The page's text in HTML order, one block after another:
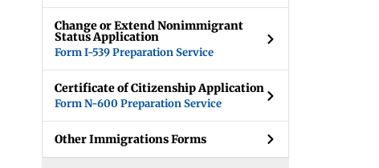
Change or Extend Nonimmigrant
Status Application
Form I-539 Preparation Service
Certificate of Citizenship Application
Form N-600 Preparation Service
Other Immigrations Forms